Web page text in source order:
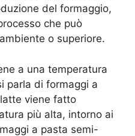
del formaggio,
che può
o superiore.
a una temperatura
parla di formaggi a
viene fatto
più alta, intorno ai
a pasta semi-